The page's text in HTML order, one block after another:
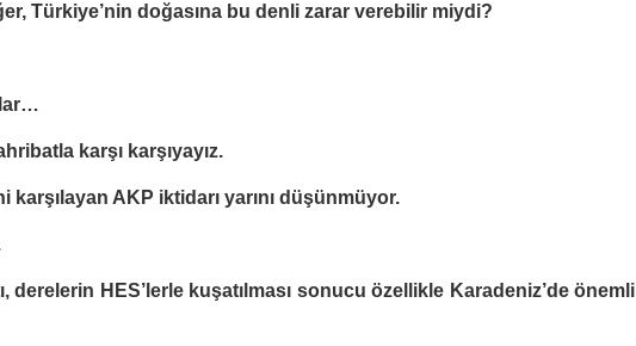
Türkiye’nin doğasına bu denli zarar verebilir miydi?
karşı karşıyayız.
AKP iktidarı yarını düşünmüyor.
derelerin HES’lerle kuşatılması sonucu özellikle Karadeniz’de önemli